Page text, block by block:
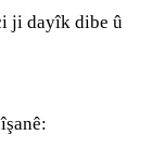
ji dayîk dibe û